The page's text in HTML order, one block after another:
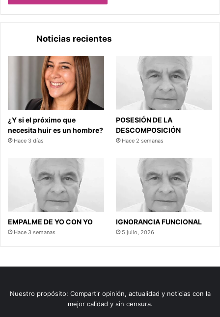
Noticias recientes
¿Y si el próximo que
necesita huir es un hombre?
Hace 3 días
POSESIÓN DE LA
DESCOMPOSICIÓN
Hace 2 semanas
EMPALME DE YO CON YO
Hace 3 semanas
IGNORANCIA FUNCIONAL
5 julio, 2026
Nuestro propósito: Compartir opinión, actualidad y noticias con la
mejor calidad y sin censura.